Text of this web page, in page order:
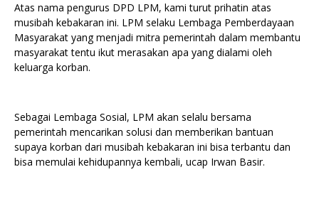
Atas nama pengurus DPD LPM, kami turut prihatin atas
musibah kebakaran ini. LPM selaku Lembaga Pemberdayaan
Masyarakat yang menjadi mitra pemerintah dalam membantu
masyarakat tentu ikut merasakan apa yang dialami oleh
keluarga korban.
Sebagai Lembaga Sosial, LPM akan selalu bersama
pemerintah mencarikan solusi dan memberikan bantuan
supaya korban dari musibah kebakaran ini bisa terbantu dan
bisa memulai kehidupannya kembali, ucap Irwan Basir.